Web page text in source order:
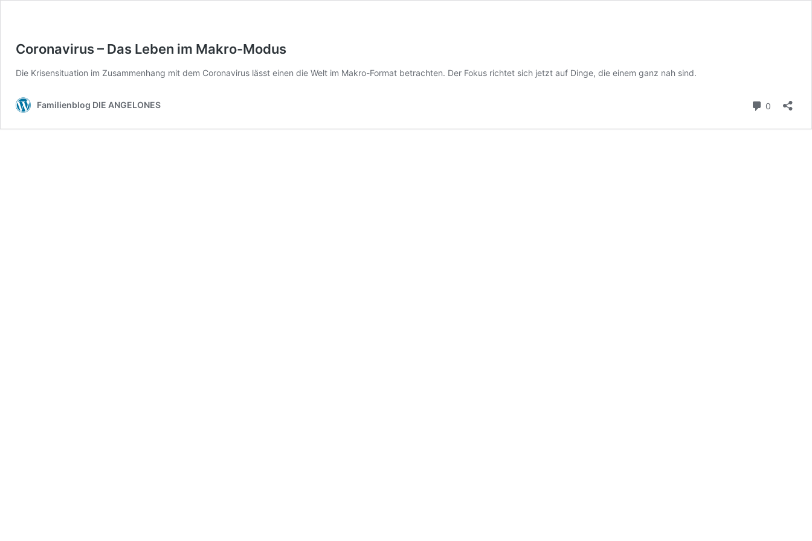
Coronavirus – Das Leben im Makro-Modus
Die Krisensituation im Zusammenhang mit dem Coronavirus lässt einen die Welt im Makro-Format betrachten. Der Fokus richtet sich jetzt auf Dinge, die einem ganz nah sind.
Familienblog DIE ANGELONES 0